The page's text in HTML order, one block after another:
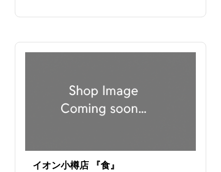
イオン小樽店 『食』